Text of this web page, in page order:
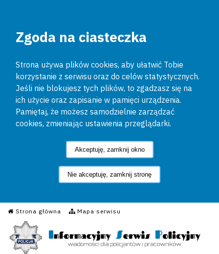
Zgoda na ciasteczka
Strona używa plików cookies, aby ułatwić Tobie
korzystanie z serwisu oraz do celów statystycznych.
Jeśli nie blokujesz tych plików, to zgadzasz się na
ich użycie oraz zapisanie w pamięci urządzenia.
Pamiętaj, że możesz samodzielnie zarządzać
cookies, zmieniając ustawienia przeglądarki.
Akceptuję, zamknij okno
Nie akceptuję, zamknij stronę
Strona główna Mapa serwisu
Informacyjny Serwis